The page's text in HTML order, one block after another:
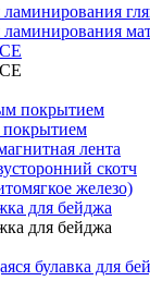
покрытием
лента
скотч
железо)
для бейджа
для бейджа
булавка для